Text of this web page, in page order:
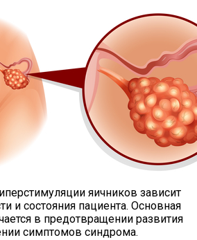
яичников зависит
и состояния пациента. Основная
в предотвращении развития
симптомов синдрома.